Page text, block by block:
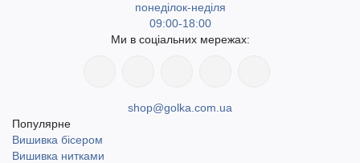
понеділок-неділя
09:00-18:00
Ми в соціальних мережах:
shop@golka.com.ua
Популярне
Вишивка бісером
Вишивка нитками